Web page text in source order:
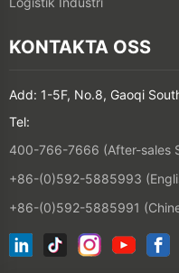
KONTAKTA OSS
Add: 1-5F, No.8, Gaoqi
Tel:
400-766-7666 (After-sales
+86-(0)592-5885993
+86-(0)592-5885991